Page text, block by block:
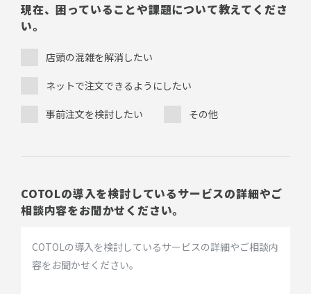
現在、困っていることや課題について教えてくださ
い。
店頭の混雑を解消したい
ネットで注文できるようにしたい
事前注文を検討したい その他
COTOLの導入を検討しているサービスの詳細やご
相談内容をお聞かせください。